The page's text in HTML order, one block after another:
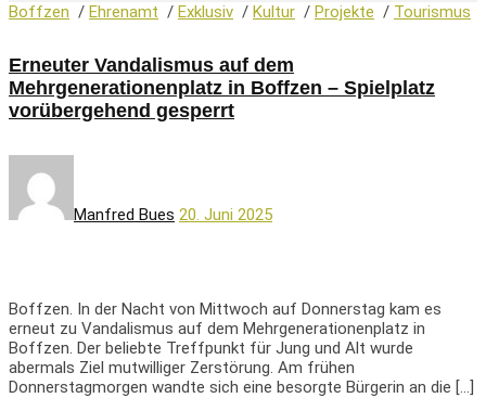
Boffzen / Ehrenamt / Exklusiv / Kultur / Projekte / Tourismus
Erneuter Vandalismus auf dem
Mehrgenerationenplatz in Boffzen – Spielplatz
vorübergehend gesperrt
Manfred Bues 20. Juni 2025
Boffzen. In der Nacht von Mittwoch auf Donnerstag kam es
erneut zu Vandalismus auf dem Mehrgenerationenplatz in
Boffzen. Der beliebte Treffpunkt für Jung und Alt wurde
abermals Ziel mutwilliger Zerstörung. Am frühen
Donnerstagmorgen wandte sich eine besorgte Bürgerin an die […]